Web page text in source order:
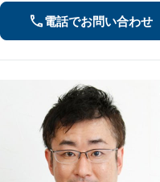
電話でお問い合わせ